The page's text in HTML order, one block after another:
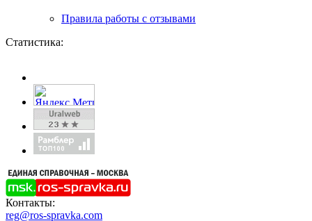
Правила работы с отзывами
Статистика:
Контакты:
reg@ros-spravka.com